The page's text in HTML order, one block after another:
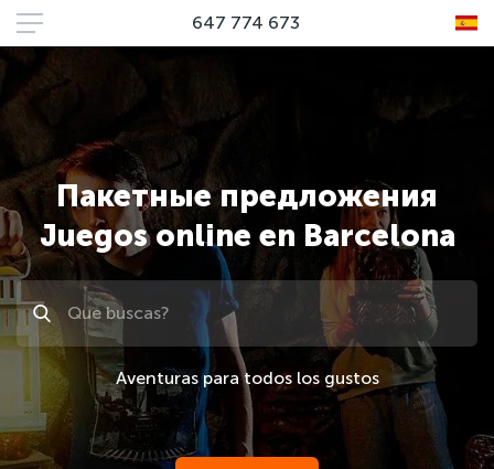
647 774 673
Пакетные предложения
Juegos online en Barcelona
Поиск
Aventuras para todos los gustos